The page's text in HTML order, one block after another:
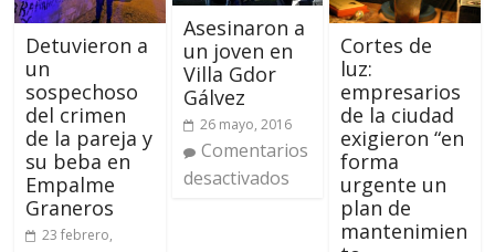
Detuvieron a
un
sospechoso
del crimen
de la pareja y
su beba en
Empalme
Graneros
23 febrero,
Asesinaron a
un joven en
Villa Gdor
Gálvez
26 mayo, 2016
Comentarios
desactivados
Cortes de
luz:
empresarios
de la ciudad
exigieron “en
forma
urgente un
plan de
mantenimien